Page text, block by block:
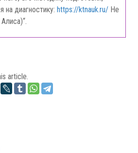
на диагностику: https://ktnauk.ru/ Не
article.